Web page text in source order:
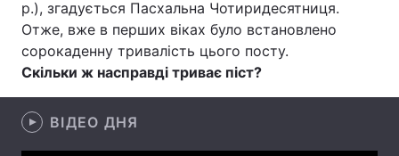
Спорт Наука
Техно і зв'язок Лайт
Здоров'я
р.), згадується Пасхальна Чотиридесятниця.
Отже, вже в перших віках було встановлено
сорокаденну тривалість цього посту.
Скільки ж насправді триває піст?
ВІДЕО ДНЯ